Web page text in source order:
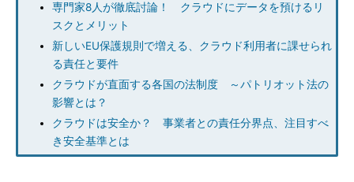
専門家8人が徹底討論！ クラウドにデータを預けるリ
スクとメリット
新しいEU保護規則で増える、クラウド利用者に課せられ
る責任と要件
クラウドが直面する各国の法制度 ～パトリオット法の
影響とは？
クラウドは安全か？ 事業者との責任分界点、注目すべ
き安全基準とは